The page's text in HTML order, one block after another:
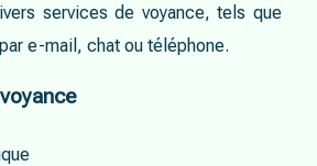
services de voyance, tels que
e-mail, chat ou téléphone.